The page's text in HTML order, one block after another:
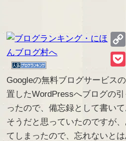
Googleの無料ブログサービス
置したWordPressへブログの
ったので、備忘録として書い
そうだと思っていたのですが
てしまったので、忘れないと